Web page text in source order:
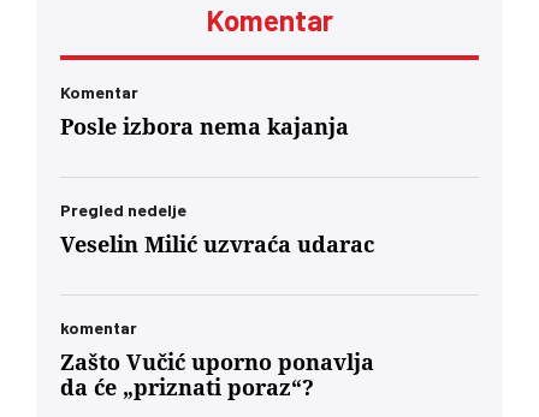
Komentar
Komentar
Posle izbora nema kajanja
Pregled nedelje
Veselin Milić uzvraća udarac
komentar
Zašto Vučić uporno ponavlja
da će „priznati poraz“?